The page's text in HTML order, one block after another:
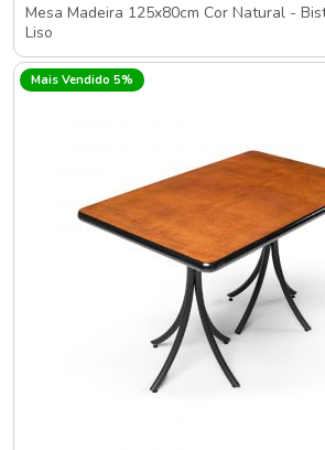
Mesa Madeira 125x80cm Cor Natural -
Liso
Mais Vendido 5%